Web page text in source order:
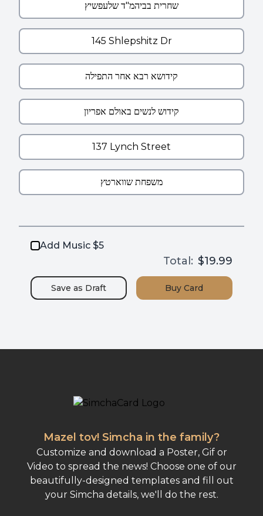
Add Music $5
Total: $19.99
Save as Draft BuyCard
Mazel tov! Simcha in the family?
Customize and download a Poster, Gif or
Video to spread the news! Choose one of our
beautifully-designed templates and fill out
your Simcha details, we'll do the rest.